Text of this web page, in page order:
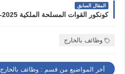
المقال السابق
وظائف بالخارج
أخر المواضيع من قسم : وظائف بالخارج